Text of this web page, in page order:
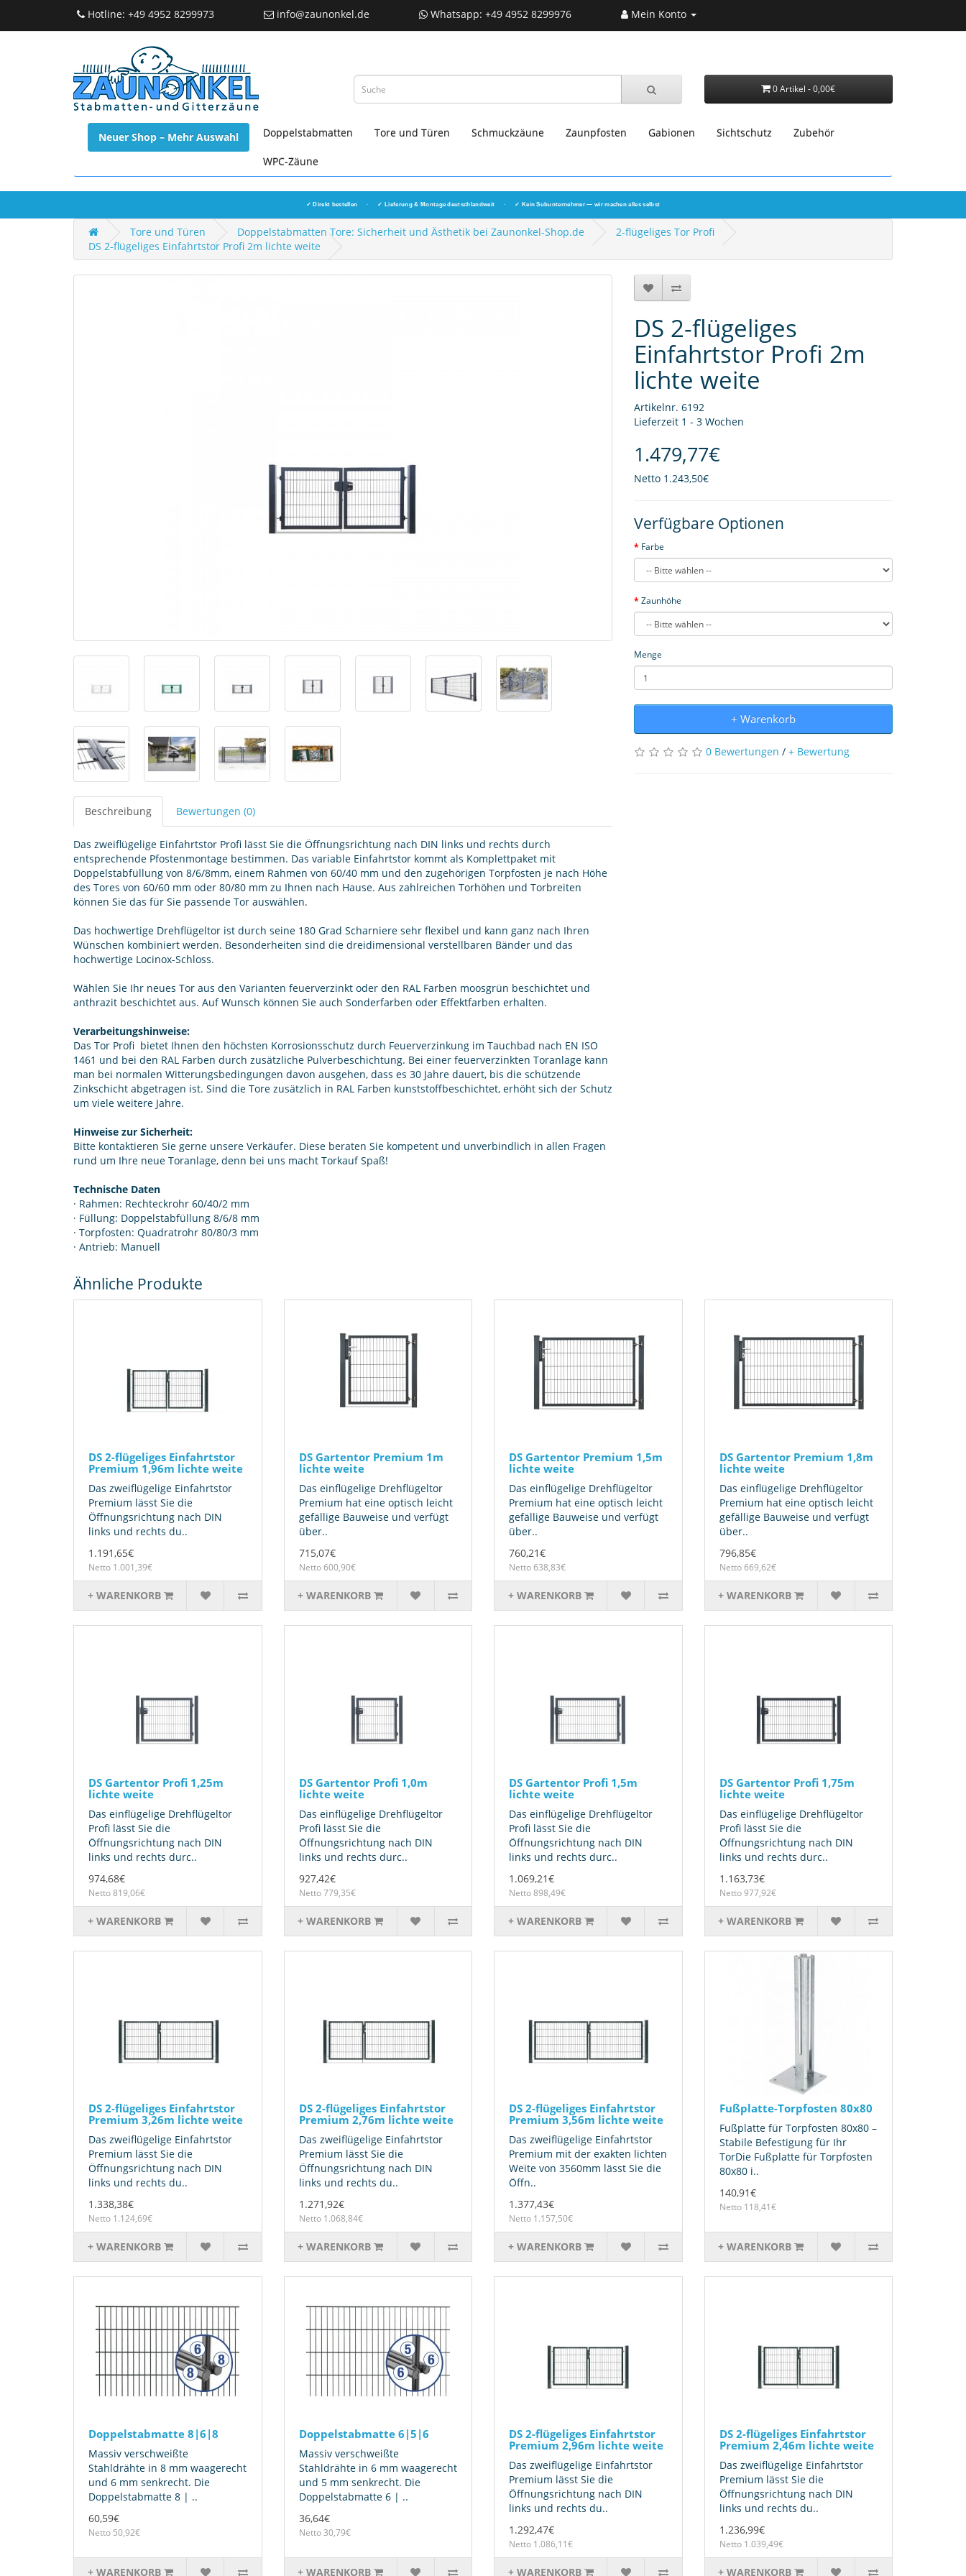
Hotline: +49 4952 8299973 info@zaunonkel.de Whatsapp: +49 4952 8299976 Mein Konto
0 Artikel - 0,00€
Neuer Shop – Mehr Auswahl Doppelstabmatten Tore und Türen Schmuckzäune Zaunpfosten Gabionen Sichtschutz Zubehör
WPC-Zäune
✓ Direkt bestellen · ✓ Lieferung & Montage deutschlandweit · ✓ Kein Subunternehmer — wir machen alles selbst
Tore und Türen Doppelstabmatten Tore: Sicherheit und Ästhetik bei Zaunonkel-Shop.de
2-flügeliges Tor Profi
DS 2-flügeliges Einfahrtstor Profi 2m lichte weite
Beschreibung Bewertungen (0)
Das zweiflügelige Einfahrtstor Profi lässt Sie die Öffnungsrichtung nach DIN links und rechts durch
entsprechende Pfostenmontage bestimmen. Das variable Einfahrtstor kommt als Komplettpaket mit
Doppelstabfüllung von 8/6/8mm, einem Rahmen von 60/40 mm und den zugehörigen Torpfosten je nach Höhe
des Tores von 60/60 mm oder 80/80 mm zu Ihnen nach Hause. Aus zahlreichen Torhöhen und Torbreiten
können Sie das für Sie passende Tor auswählen.
Das hochwertige Drehflügeltor ist durch seine 180 Grad Scharniere sehr flexibel und kann ganz nach Ihren
Wünschen kombiniert werden. Besonderheiten sind die dreidimensional verstellbaren Bänder und das
hochwertige Locinox-Schloss.
Wählen Sie Ihr neues Tor aus den Varianten feuerverzinkt oder den RAL Farben moosgrün beschichtet und
anthrazit beschichtet aus. Auf Wunsch können Sie auch Sonderfarben oder Effektfarben erhalten.
Verarbeitungshinweise:
Das Tor Profi bietet Ihnen den höchsten Korrosionsschutz durch Feuerverzinkung im Tauchbad nach EN ISO
1461 und bei den RAL Farben durch zusätzliche Pulverbeschichtung. Bei einer feuerverzinkten Toranlage kann
man bei normalen Witterungsbedingungen davon ausgehen, dass es 30 Jahre dauert, bis die schützende
Zinkschicht abgetragen ist. Sind die Tore zusätzlich in RAL Farben kunststoffbeschichtet, erhöht sich der Schutz
um viele weitere Jahre.
Hinweise zur Sicherheit:
Bitte kontaktieren Sie gerne unsere Verkäufer. Diese beraten Sie kompetent und unverbindlich in allen Fragen
rund um Ihre neue Toranlage, denn bei uns macht Torkauf Spaß!
Technische Daten
· Rahmen: Rechteckrohr 60/40/2 mm
· Füllung: Doppelstabfüllung 8/6/8 mm
· Torpfosten: Quadratrohr 80/80/3 mm
· Antrieb: Manuell
DS 2-flügeliges
Einfahrtstor Profi 2m
lichte weite
Artikelnr. 6192
Lieferzeit 1 - 3 Wochen
1.479,77€
Netto 1.243,50€
Verfügbare Optionen
Farbe
Zaunhöhe
Menge
+ Warenkorb
0 Bewertungen / + Bewertung
Ähnliche Produkte
DS 2-flügeliges Einfahrtstor
Premium 1,96m lichte weite
Das zweiflügelige Einfahrtstor
Premium lässt Sie die
Öffnungsrichtung nach DIN
links und rechts du..
1.191,65€
Netto 1.001,39€
+ WARENKORB
DS Gartentor Premium 1m
lichte weite
Das einflügelige Drehflügeltor
Premium hat eine optisch leicht
gefällige Bauweise und verfügt
über..
715,07€
Netto 600,90€
+ WARENKORB
DS Gartentor Premium 1,5m
lichte weite
Das einflügelige Drehflügeltor
Premium hat eine optisch leicht
gefällige Bauweise und verfügt
über..
760,21€
Netto 638,83€
+ WARENKORB
DS Gartentor Premium 1,8m
lichte weite
Das einflügelige Drehflügeltor
Premium hat eine optisch leicht
gefällige Bauweise und verfügt
über..
796,85€
Netto 669,62€
+ WARENKORB
DS Gartentor Profi 1,25m
lichte weite
Das einflügelige Drehflügeltor
Profi lässt Sie die
Öffnungsrichtung nach DIN
links und rechts durc..
974,68€
Netto 819,06€
+ WARENKORB
DS Gartentor Profi 1,0m
lichte weite
Das einflügelige Drehflügeltor
Profi lässt Sie die
Öffnungsrichtung nach DIN
links und rechts durc..
927,42€
Netto 779,35€
+ WARENKORB
DS Gartentor Profi 1,5m
lichte weite
Das einflügelige Drehflügeltor
Profi lässt Sie die
Öffnungsrichtung nach DIN
links und rechts durc..
1.069,21€
Netto 898,49€
+ WARENKORB
DS Gartentor Profi 1,75m
lichte weite
Das einflügelige Drehflügeltor
Profi lässt Sie die
Öffnungsrichtung nach DIN
links und rechts durc..
1.163,73€
Netto 977,92€
+ WARENKORB
DS 2-flügeliges Einfahrtstor
Premium 3,26m lichte weite
Das zweiflügelige Einfahrtstor
Premium lässt Sie die
Öffnungsrichtung nach DIN
links und rechts du..
1.338,38€
Netto 1.124,69€
+ WARENKORB
DS 2-flügeliges Einfahrtstor
Premium 2,76m lichte weite
Das zweiflügelige Einfahrtstor
Premium lässt Sie die
Öffnungsrichtung nach DIN
links und rechts du..
1.271,92€
Netto 1.068,84€
+ WARENKORB
DS 2-flügeliges Einfahrtstor
Premium 3,56m lichte weite
Das zweiflügelige Einfahrtstor
Premium mit der exakten lichten
Weite von 3560mm lässt Sie die
Öffn..
1.377,43€
Netto 1.157,50€
+ WARENKORB
Fußplatte-Torpfosten 80x80
Fußplatte für Torpfosten 80x80 –
Stabile Befestigung für Ihr
TorDie Fußplatte für Torpfosten
80x80 i..
140,91€
Netto 118,41€
+ WARENKORB
Doppelstabmatte 8|6|8
Massiv verschweißte
Stahldrähte in 8 mm waagerecht
und 6 mm senkrecht. Die
Doppelstabmatte 8 | ..
60,59€
Netto 50,92€
+ WARENKORB
Doppelstabmatte 6|5|6
Massiv verschweißte
Stahldrähte in 6 mm waagerecht
und 5 mm senkrecht. Die
Doppelstabmatte 6 | ..
36,64€
Netto 30,79€
+ WARENKORB
DS 2-flügeliges Einfahrtstor
Premium 2,96m lichte weite
Das zweiflügelige Einfahrtstor
Premium lässt Sie die
Öffnungsrichtung nach DIN
links und rechts du..
1.292,47€
Netto 1.086,11€
+ WARENKORB
DS 2-flügeliges Einfahrtstor
Premium 2,46m lichte weite
Das zweiflügelige Einfahrtstor
Premium lässt Sie die
Öffnungsrichtung nach DIN
links und rechts du..
1.236,99€
Netto 1.039,49€
+ WARENKORB